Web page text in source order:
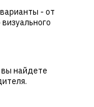
- от
вы найдете